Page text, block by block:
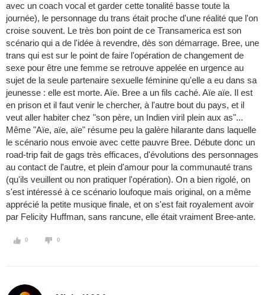
avec un coach vocal et garder cette tonalité basse toute la
journée), le personnage du trans était proche d'une réalité que l'on
croise souvent. Le très bon point de ce Transamerica est son
scénario qui a de l'idée à revendre, dès son démarrage. Bree, une
trans qui est sur le point de faire l'opération de changement de
sexe pour être une femme se retrouve appelée en urgence au
sujet de la seule partenaire sexuelle féminine qu'elle a eu dans sa
jeunesse : elle est morte. Aïe. Bree a un fils caché. Aïe aïe. Il est
en prison et il faut venir le chercher, à l'autre bout du pays, et il
veut aller habiter chez "son père, un Indien viril plein aux as"...
Même "Aïe, aïe, aïe" résume peu la galère hilarante dans laquelle
le scénario nous envoie avec cette pauvre Bree. Débute donc un
road-trip fait de gags très efficaces, d'évolutions des personnages
au contact de l'autre, et plein d'amour pour la communauté trans
(qu'ils veuillent ou non pratiquer l'opération). On a bien rigolé, on
s'est intéressé à ce scénario loufoque mais original, on a même
apprécié la petite musique finale, et on s'est fait royalement avoir
par Felicity Huffman, sans rancune, elle était vraiment Bree-ante.
0 0